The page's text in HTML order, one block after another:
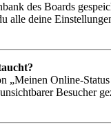
des Boards
alle deine
Online-
Besucher